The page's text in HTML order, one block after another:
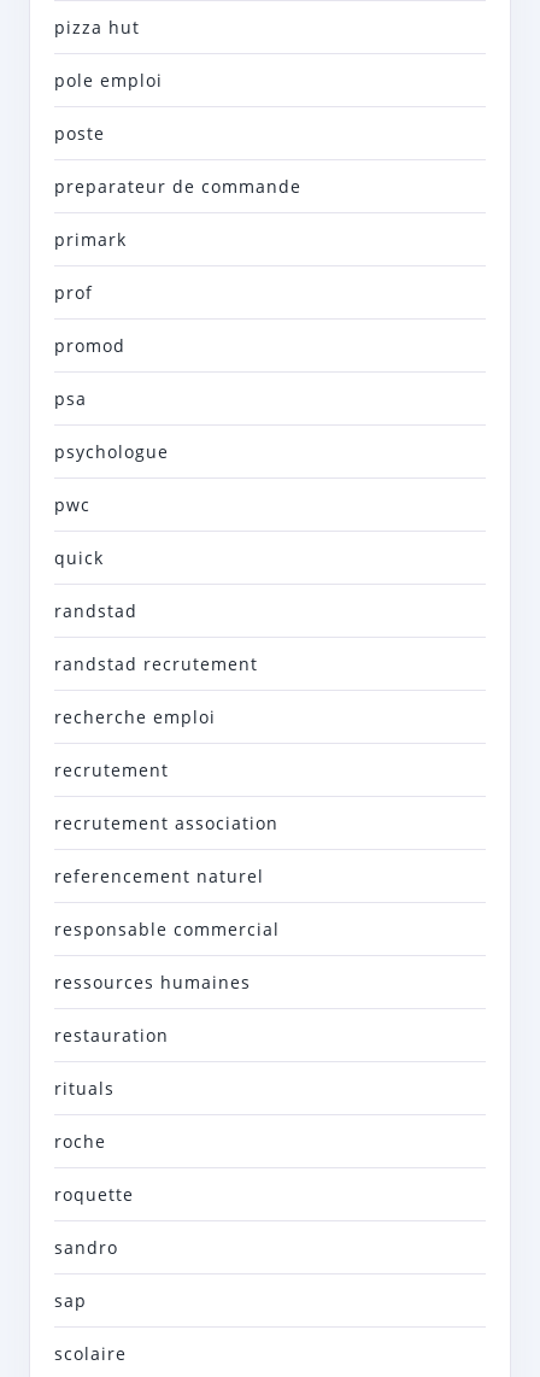
pizza hut
pole emploi
poste
preparateur de commande
primark
prof
promod
psa
psychologue
pwc
quick
randstad
randstad recrutement
recherche emploi
recrutement
recrutement association
referencement naturel
responsable commercial
ressources humaines
restauration
rituals
roche
roquette
sandro
sap
scolaire